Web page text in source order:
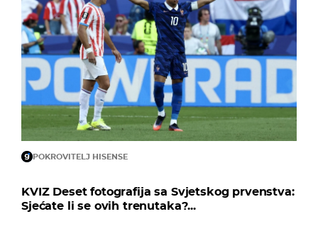
POKROVITELJ HISENSE
KVIZ Deset fotografija sa Svjetskog prvenstva:
Sjećate li se ovih trenutaka?...